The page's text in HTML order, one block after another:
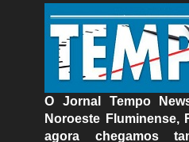
O Jornal Tempo
Noroeste Fluminense,
agora chegamos